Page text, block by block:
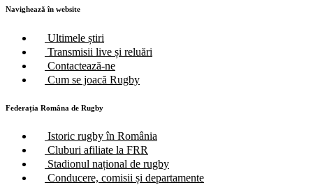
Navighează în website
Ultimele știri
Transmisii live și reluări
Contactează-ne
Cum se joacă Rugby
Federația Româna de Rugby
Istoric rugby în România
Cluburi afiliate la FRR
Stadionul național de rugby
Conducere, comisii și departamente